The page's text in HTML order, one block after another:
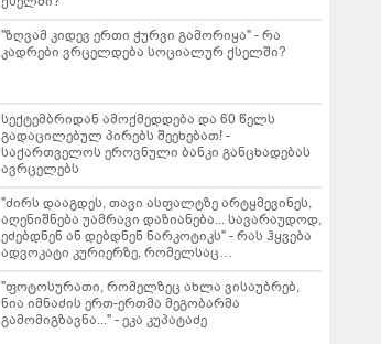
"ზღვამ კიდევ ერთი ჭურვი გამორიყა" - რა
კადრები ვრცელდება სოციალურ ქსელში?
სექტემბრიდან ამოქმედდება და 60 წელს
გადაცილებულ პირებს შეეხებათ! -
საქართველოს ეროვნული ბანკი განცხადებას
ავრცელებს
"ძირს დააგდეს, თავი ასფალტზე არტყმევინეს,
აღენიშნება უამრავი დაზიანება... სავარაუდოდ,
ეძებდნენ ან დებდნენ ნარკოტიკს" - რას ჰყვება
ადვოკატი კურიერზე, რომელსაც
არასრულწლოვანები ფიზიკურად
გაუსწორდნენ?
"ფოტოსურათი, რომელზეც ახლა ვისაუბრებ,
ნია იმნაძის ერთ-ერთმა მეგობარმა
გამომიგზავნა..." - ეკა კუპატაძე